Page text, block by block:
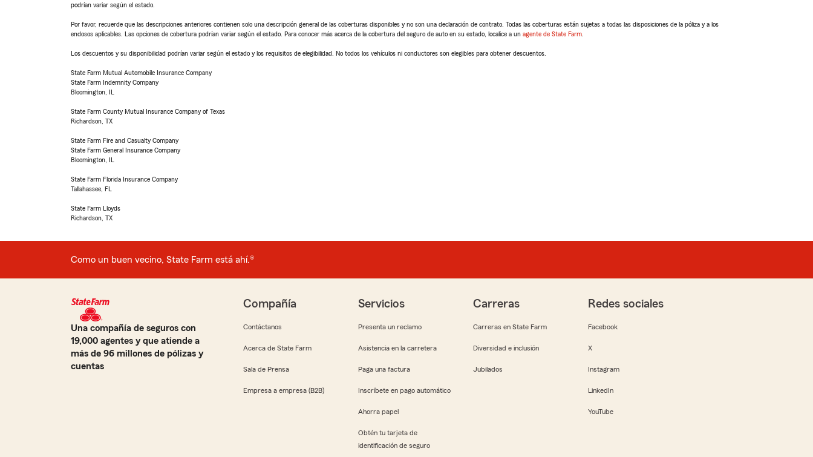
podrían variar según el estado.
Por favor, recuerde que las descripciones anteriores contienen solo una descripción general de las coberturas disponibles y no son una declaración de contrato. Todas las coberturas están sujetas a todas las disposiciones de la póliza y a los
endosos aplicables. Las opciones de cobertura podrían variar según el estado. Para conocer más acerca de la cobertura del seguro de auto en su estado, localice a un agente de State Farm
Los descuentos y su disponibilidad podrían variar según el estado y los requisitos de elegibilidad. No todos los vehículos ni conductores son elegibles para obtener descuentos.
State Farm Mutual Automobile Insurance Company
State Farm Indemnity Company
Bloomington, IL
State Farm County Mutual Insurance Company of Texas
Richardson, TX
State Farm Fire and Casualty Company
State Farm General Insurance Company
Bloomington, IL
State Farm Florida Insurance Company
Tallahassee, FL
State Farm Lloyds
Richardson, TX
Como un buen vecino, State Farm está ahí.®
Una compañía de seguros con
19,000 agentes y que atiende a
más de 96 millones de pólizas y
cuentas
Compañía
Contáctanos
Acerca de State Farm
Sala de Prensa
Empresa a empresa (B2B)
Servicios
Presenta un reclamo
Asistencia en la carretera
Paga una factura
Inscríbete en pago automático
Ahorra papel
Obtén tu tarjeta de
identificación de seguro
Carreras
Carreras en State Farm
Diversidad e inclusión
Jubilados
Redes sociales
Facebook
X
Instagram
LinkedIn
YouTube